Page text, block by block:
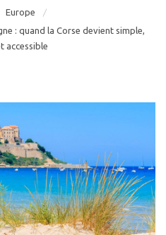
Europe
: quand la Corse devient simple,
accessible